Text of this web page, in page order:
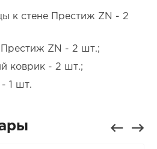
к стене Престиж ZN - 2
ZN - 2 шт.;
коврик - 2 шт.;
1 шт.